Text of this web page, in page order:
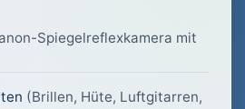
Spiegelreflexkamera mit
(Brillen, Hüte, Luftgitarren,